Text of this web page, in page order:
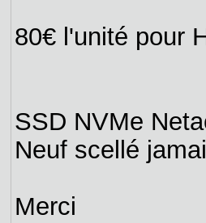
80€ l'unité pour
SSD NVMe
Neuf scellé
Merci